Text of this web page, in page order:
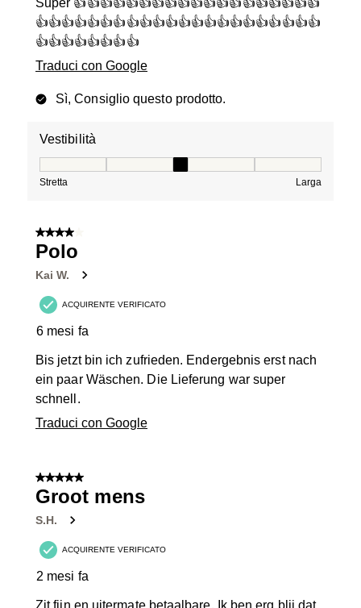
Super 👍👍👍👍👍👍👍👍👍👍👍👍👍👍👍👍👍👍👍
👍👍👍👍👍👍👍👍👍👍👍👍👍👍👍👍👍👍👍👍👍👍
👍👍👍👍👍👍👍👍
Traduci con Google
Sì, Consiglio questo prodotto.
Vestibilità
Stretta Larga
4 su 5 stelle.
Polo
Kai W.
ACQUIRENTE VERIFICATO
6 mesi fa
Bis jetzt bin ich zufrieden. Endergebnis erst nach
ein paar Wäschen. Die Lieferung war super
schnell.
Traduci con Google
5 su 5 stelle.
Groot mens
S.H.
ACQUIRENTE VERIFICATO
2 mesi fa